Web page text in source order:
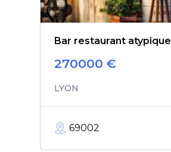
Bar restaurant atypique
270000 €
LYON
69002